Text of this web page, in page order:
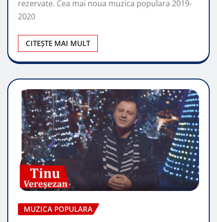
rezervate. Cea mai noua muzica populara 2019-
2020
CITEȘTE MAI MULT
MUZICA POPULARA